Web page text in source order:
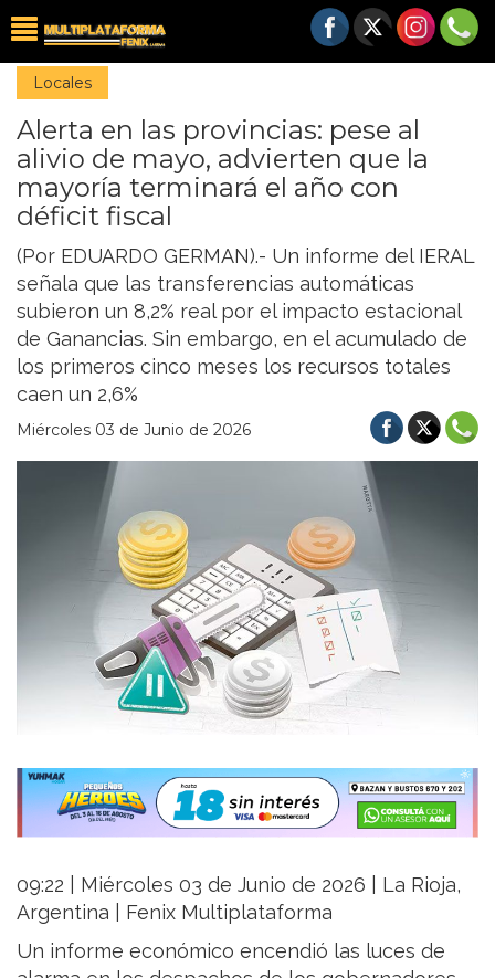
Locales
Alerta en las provincias: pese al
alivio de mayo, advierten que la
mayoría terminará el año con
déficit fiscal
(Por EDUARDO GERMAN).- Un informe del IERAL
señala que las transferencias automáticas
subieron un 8,2% real por el impacto estacional
de Ganancias. Sin embargo, en el acumulado de
los primeros cinco meses los recursos totales
caen un 2,6%
Miércoles 03 de Junio de 2026
09:22 | Miércoles 03 de Junio de 2026 | La Rioja,
Argentina | Fenix Multiplataforma
Un informe económico encendió las luces de